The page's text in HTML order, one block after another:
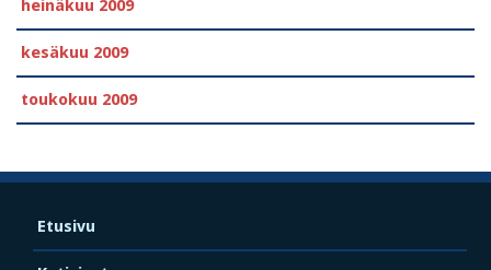
heinäkuu 2009
kesäkuu 2009
toukokuu 2009
Etusivu